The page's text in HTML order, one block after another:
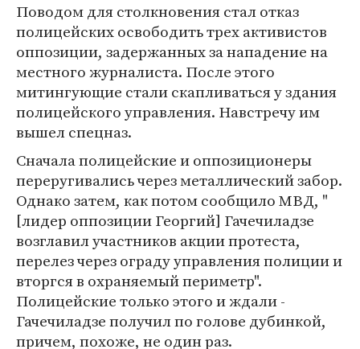
Поводом для столкновения стал отказ
полицейских освободить трех активистов
оппозиции, задержанных за нападение на
местного журналиста. После этого
митингующие стали скапливаться у здания
полицейского управления. Навстречу им
вышел спецназ.
Сначала полицейские и оппозиционеры
переругивались через металлический забор.
Однако затем, как потом сообщило МВД, "
[лидер оппозиции Георгий] Гачечиладзе
возглавил участников акции протеста,
перелез через ограду управления полиции и
вторгся в охраняемый периметр".
Полицейские только этого и ждали -
Гачечиладзе получил по голове дубинкой,
причем, похоже, не один раз.